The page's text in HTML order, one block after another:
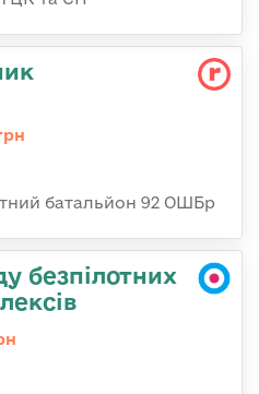
батальйон 92 ОШБр
безпілотних